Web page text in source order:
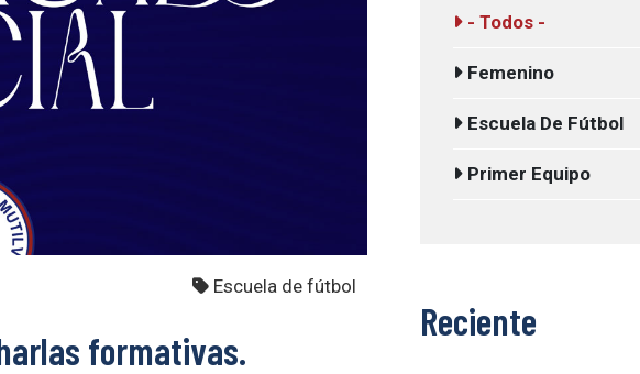
Escuela de fútbol
formativas.
- Todos -
Femenino
Escuela De Fútbol
Primer Equipo
Reciente